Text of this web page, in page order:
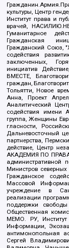
культуры, Центр
Институт права и
врачей,
Гуманитарное
Гражданская
Гражданский Союз,
содействия
заключенных,
инициатив
ВМЕСТЕ,
граждан,
Тольятти, Новое
Анна, Проект
Аналитический
содействия имени
группа, Женщины
гласности,
Дальневосточный
партнерства,
действие, Центр
АКАДЕМИЯ ПО
административной
Министров северных
Гражданское
Массовой
учреждение в
реализации
поддержки
Общественная
МЕМО. РУ, Институт
Информации,
антимонопольная
Сергей